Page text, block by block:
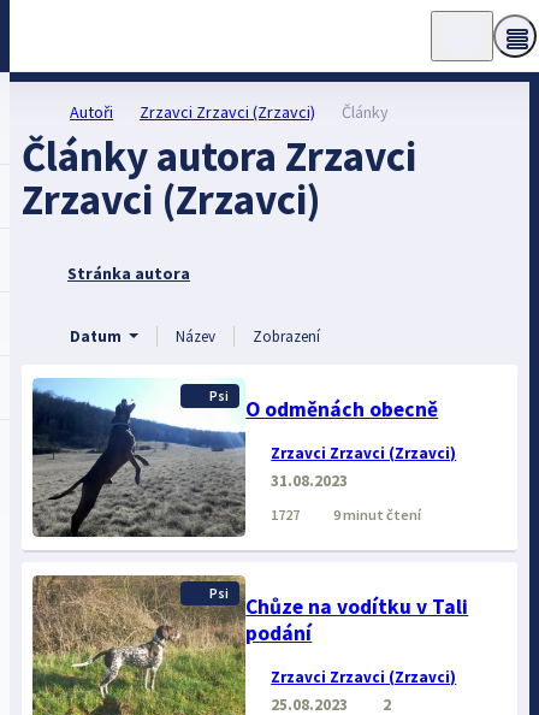
Autoři Zrzavci Zrzavci (Zrzavci) Články
Články autora Zrzavci
Zrzavci (Zrzavci)
Stránka autora
Datum Název Zobrazení
Psi O odměnách obecně
Zrzavci Zrzavci (Zrzavci)
31.08.2023
1727 9 minut čtení
Psi
Chůze na vodítku v Tali
podání
Zrzavci Zrzavci (Zrzavci)
25.08.2023
2